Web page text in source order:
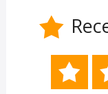

